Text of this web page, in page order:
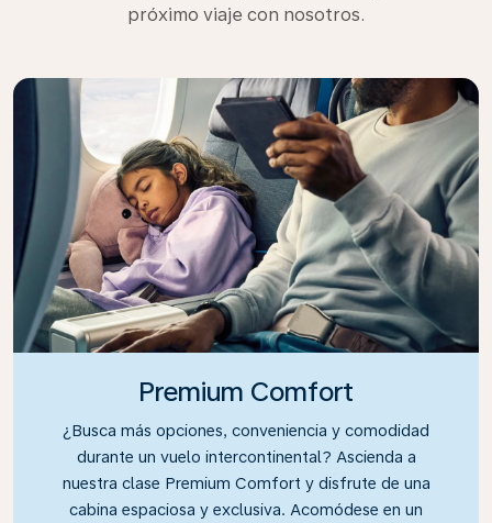
próximo viaje con nosotros.
Premium Comfort
¿Busca más opciones, conveniencia y comodidad
durante un vuelo intercontinental? Ascienda a
nuestra clase Premium Comfort y disfrute de una
cabina espaciosa y exclusiva. Acomódese en un